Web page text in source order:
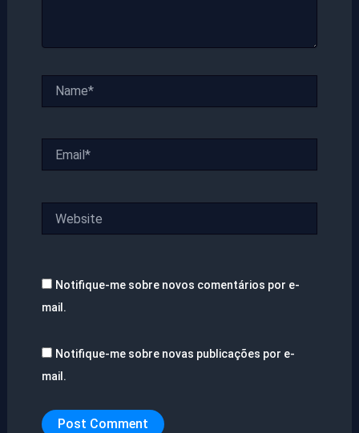
Notifique-me sobre novos comentários por e-
mail.
Notifique-me sobre novas publicações por e-
mail.